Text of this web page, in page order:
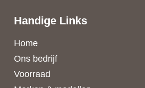
Handige Links
Home
Ons bedrijf
Voorraad